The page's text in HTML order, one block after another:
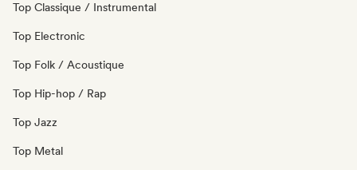
Top Classique / Instrumental
Top Electronic
Top Folk / Acoustique
Top Hip-hop / Rap
Top Jazz
Top Metal